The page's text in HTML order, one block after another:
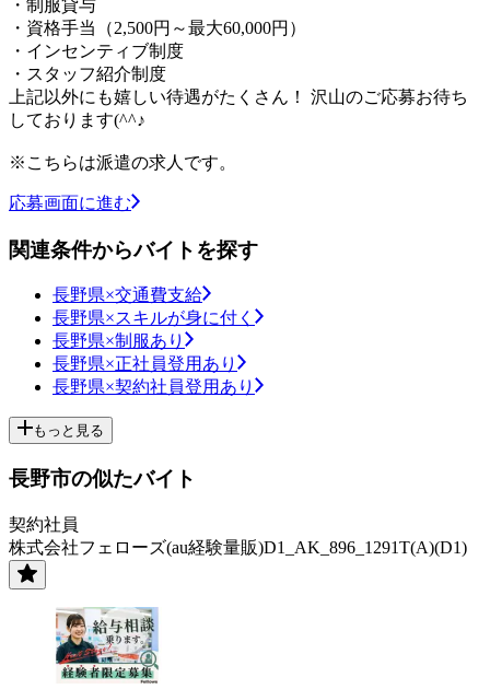
・制服貸与
・資格手当（2,500円～最大60,000円）
・インセンティブ制度
・スタッフ紹介制度
上記以外にも嬉しい待遇がたくさん！ 沢山のご応募お待ち
しております(^^♪
※こちらは派遣の求人です。
応募画面に進む
関連条件からバイトを探す
長野県×交通費支給
長野県×スキルが身に付く
長野県×制服あり
長野県×正社員登用あり
長野県×契約社員登用あり
もっと見る
長野市の似たバイト
契約社員
株式会社フェローズ(au経験量販)D1_AK_896_1291T(A)(D1)